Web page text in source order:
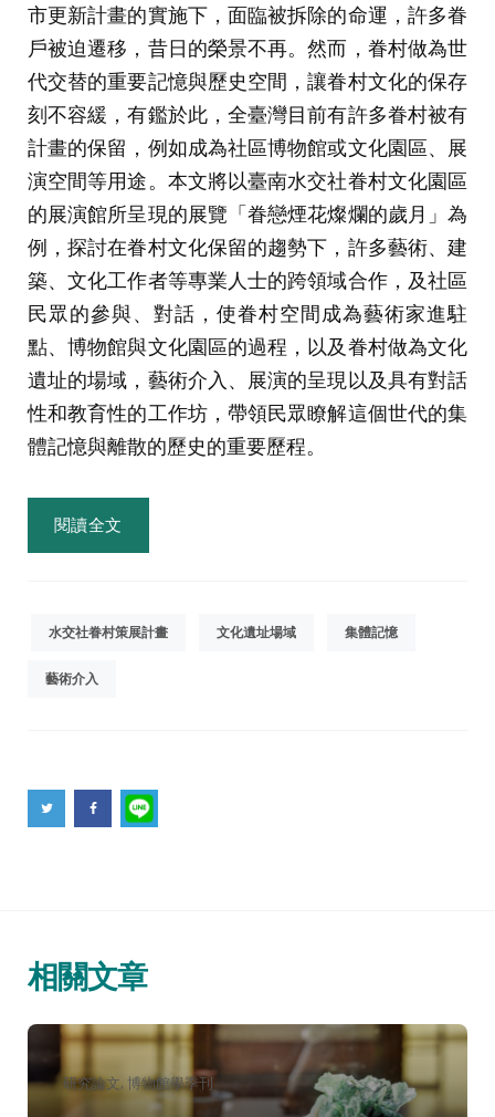
市更新計畫的實施下，面臨被拆除的命運，許多眷
戶被迫遷移，昔日的榮景不再。然而，眷村做為世
代交替的重要記憶與歷史空間，讓眷村文化的保存
刻不容緩，有鑑於此，全臺灣目前有許多眷村被有
計畫的保留，例如成為社區博物館或文化園區、展
演空間等用途。本文將以臺南水交社眷村文化園區
的展演館所呈現的展覽「眷戀煙花燦爛的歲月」為
例，探討在眷村文化保留的趨勢下，許多藝術、建
築、文化工作者等專業人士的跨領域合作，及社區
民眾的參與、對話，使眷村空間成為藝術家進駐
點、博物館與文化園區的過程，以及眷村做為文化
遺址的場域，藝術介入、展演的呈現以及具有對話
性和教育性的工作坊，帶領民眾瞭解這個世代的集
體記憶與離散的歷史的重要歷程。
閱讀全文
水交社眷村策展計畫 文化遺址場域 集體記憶
藝術介入
相關文章
分
類：
研究論文 博物館學季刊